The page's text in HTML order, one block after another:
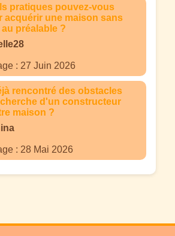
pratiques pouvez-vous
acquérir une maison sans
préalable ?
: 27 Juin 2026
rencontré des obstacles
d'un constructeur
maison ?
: 28 Mai 2026